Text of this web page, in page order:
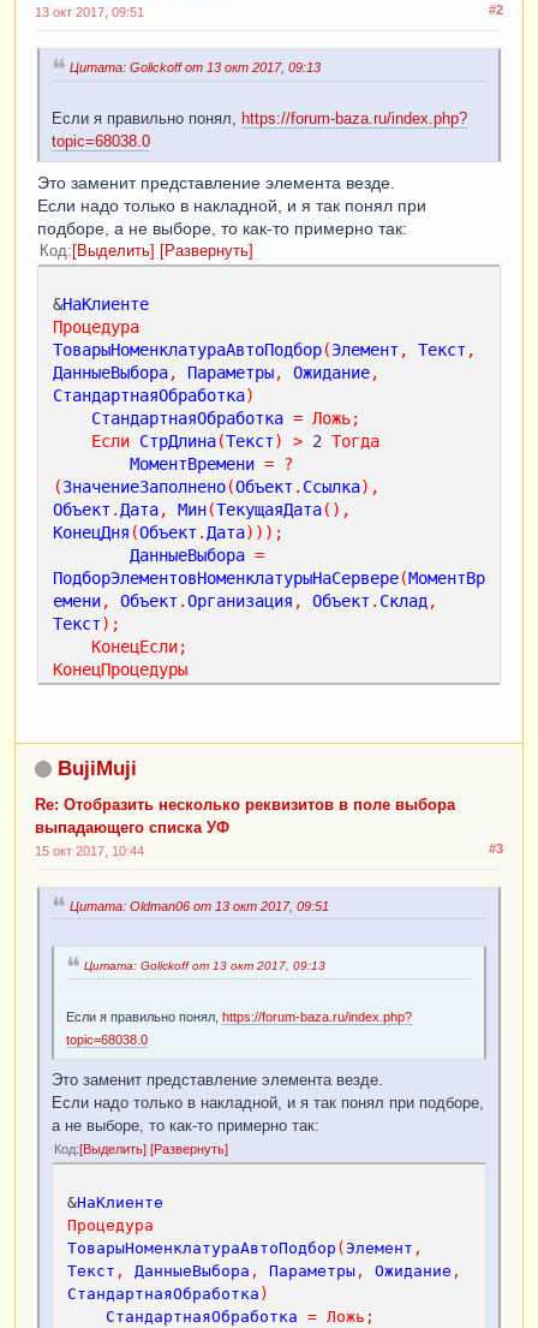
#2
13 окт 2017, 09:51
Цитата: Golickoff от 13 окт 2017, 09:13
Если я правильно понял,
https://forum-baza.ru/index.php?
topic=68038.0
Это заменит представление элемента везде.
Если надо только в накладной, и я так понял при
подборе, а не выборе, то как-то примерно так:
Код Выделить Развернуть
&НаКлиенте
Процедура
ТоварыНоменклатураАвтоПодбор(Элемент , Текст ,
ДанныеВыбора, Параметры, Ожидание,
СтандартнаяОбработка)
СтандартнаяОбработка = Ложь;
Если СтрДлина(Текст) > 2 Тогда
МоментВремени = ?
(ЗначениеЗаполнено(Объект . Ссылка),
Объект . Дата, Мин(ТекущаяДата(),
КонецДня (Объект . Дата)));
ДанныеВыбора =
ПодборЭлементовНоменклатурыНаСервере(МоментВр
емени, Объект .Организация , Объект . Склад ,
Текст);
КонецЕсли;
КонецПроцедуры
ТоварыНоменклатураОбработкаВыбора
ВыбранноеЗначение
Если ТипЗнч(ВыбранноеЗначение) =
Тип("Структура")
Тогда
СтандартнаяОбработка
ТекСтрока
=
Элементы.Товары.ТекущиеДанные;
ВыбранноеЗначение.Ссылка;
ВыбранноеЗначение .ЕдиницаИзмерения ;
ТекСтрока
ВыбранноеЗначение
КонецЕсли;
КонецПроцедуры
НаСервереБезКонтекста
Функция
ПодборЭлементовНоменклатурыНаСервере
Период
Знач Организация Знач Склад
СтрокаПоиска
)
СписокПодбора = Новый СписокЗначений
BujiMuji
Re: Отобразить несколько реквизитов в поле выбора
выпадающего списка УФ
#3
15 окт 2017, 10:44
Цитата: Oldman06 от 13 окт 2017, 09:51
Цитата: Golickoff от 13 окт 2017, 09:13
Если я правильно понял, https://forum-baza.ru/index.php?
topic=68038.0
Это заменит представление элемента везде.
Если надо только в накладной, и я так понял при подборе,
а не выборе, то как-то примерно так:
Код Выделить Развернуть
&НаКлиенте
Процедура
ТоварыНоменклатураАвтоПодбор ( Элемент ,
Текст , ДанныеВыбора , Параметры , Ожидание ,
СтандартнаяОбработка )
СтандартнаяОбработка = Ложь ;